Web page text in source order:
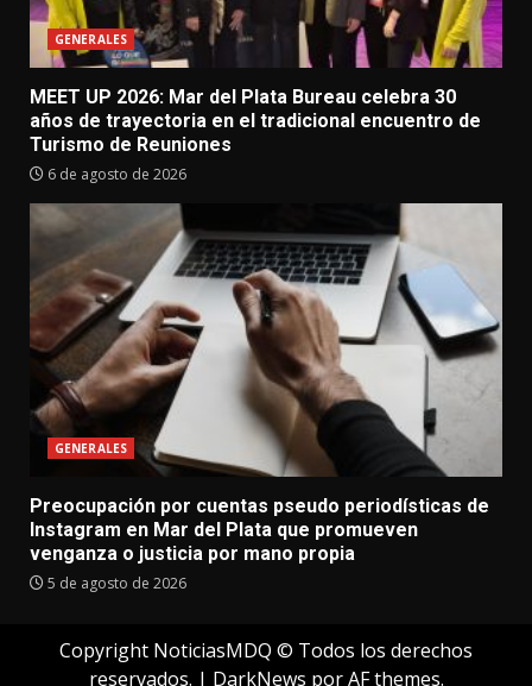
GENERALES
MEET UP 2026: Mar del Plata Bureau celebra 30
años de trayectoria en el tradicional encuentro de
Turismo de Reuniones
6 de agosto de 2026
GENERALES
Preocupación por cuentas pseudo periodísticas de
Instagram en Mar del Plata que promueven
venganza o justicia por mano propia
5 de agosto de 2026
Copyright NoticiasMDQ © Todos los derechos
reservados. | DarkNews por AF themes.